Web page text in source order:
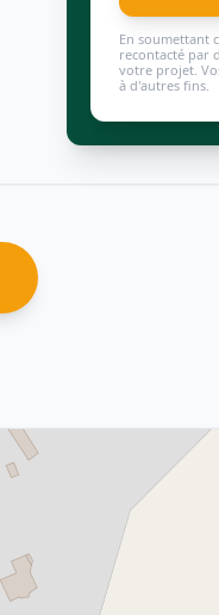
En soumettant
recontacté par
votre projet.
à d'autres fins.